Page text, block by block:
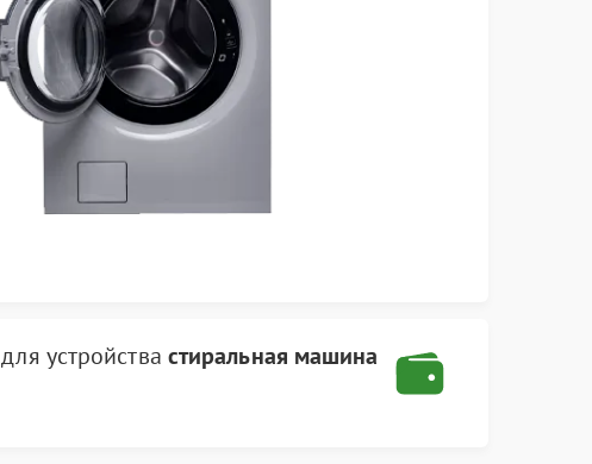
для устройства стиральная машина